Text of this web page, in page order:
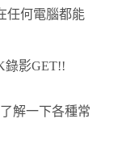
任何電腦都能
錄影GET!!
解一下各種常